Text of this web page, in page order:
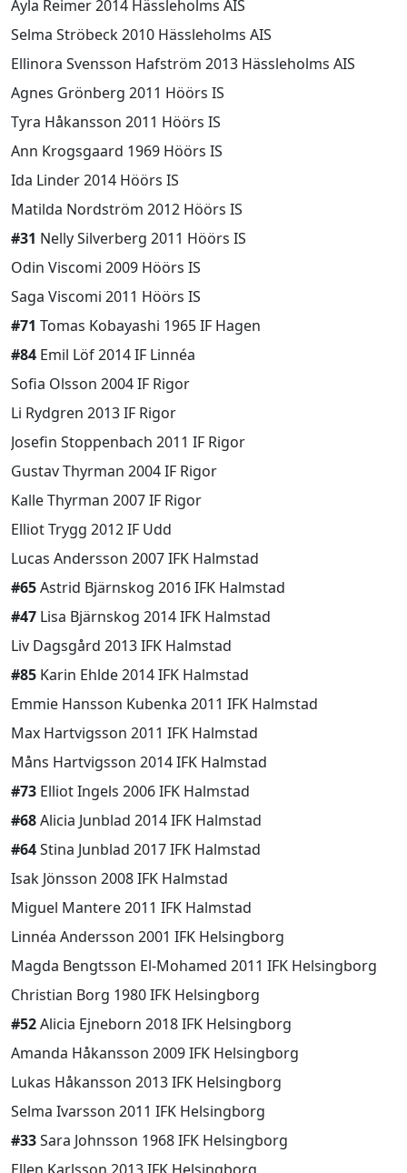
Ayla Reimer 2014 Hässleholms AIS
Selma Ströbeck 2010 Hässleholms AIS
Ellinora Svensson Hafström 2013 Hässleholms AIS
Agnes Grönberg 2011 Höörs IS
Tyra Håkansson 2011 Höörs IS
Ann Krogsgaard 1969 Höörs IS
Ida Linder 2014 Höörs IS
Matilda Nordström 2012 Höörs IS
#31 Nelly Silverberg 2011 Höörs IS
Odin Viscomi 2009 Höörs IS
Saga Viscomi 2011 Höörs IS
#71 Tomas Kobayashi 1965 IF Hagen
#84 Emil Löf 2014 IF Linnéa
Sofia Olsson 2004 IF Rigor
Li Rydgren 2013 IF Rigor
Josefin Stoppenbach 2011 IF Rigor
Gustav Thyrman 2004 IF Rigor
Kalle Thyrman 2007 IF Rigor
Elliot Trygg 2012 IF Udd
Lucas Andersson 2007 IFK Halmstad
#65Astrid Bjärnskog 2016 IFK Halmstad
#47 Lisa Bjärnskog 2014 IFK Halmstad
Liv Dagsgård 2013 IFK Halmstad
#85 Karin Ehlde 2014 IFK Halmstad
Emmie Hansson Kubenka 2011 IFK Halmstad
Max Hartvigsson 2011 IFK Halmstad
Måns Hartvigsson 2014 IFK Halmstad
#73 Elliot Ingels 2006 IFK Halmstad
#68Alicia Junblad 2014 IFK Halmstad
#64Stina Junblad 2017 IFK Halmstad
Isak Jönsson 2008 IFK Halmstad
Miguel Mantere 2011 IFK Halmstad
Linnéa Andersson 2001 IFK Helsingborg
Magda Bengtsson El-Mohamed 2011 IFK Helsingborg
Christian Borg 1980 IFK Helsingborg
#52Alicia Ejneborn 2018 IFK Helsingborg
Amanda Håkansson 2009 IFK Helsingborg
Lukas Håkansson 2013 IFK Helsingborg
Selma Ivarsson 2011 IFK Helsingborg
#33Sara Johnsson 1968 IFK Helsingborg